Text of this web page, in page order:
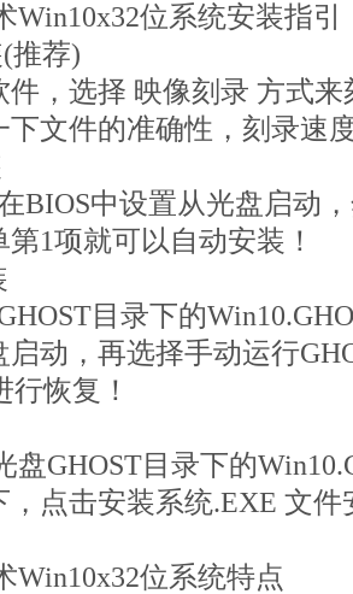
Win10x32位系统安装指引
推荐)
，选择 映像刻录 方式来
下文件的准确性，刻录速
中设置从光盘启动
第1项就可以自动安装
目录下的
动，再选择手动运行
行恢复！
GHOST目录下的
，点击安装系统.EXE 文
Win10x32位系统特点